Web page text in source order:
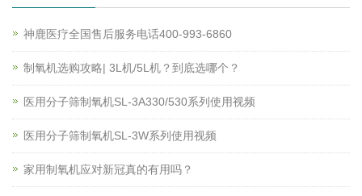
神鹿医疗全国售后服务电话400-993-6860
制氧机选购攻略| 3L机/5L机？到底选哪个？
医用分子筛制氧机SL-3A330/530系列使用视频
医用分子筛制氧机SL-3W系列使用视频
家用制氧机应对新冠真的有用吗？